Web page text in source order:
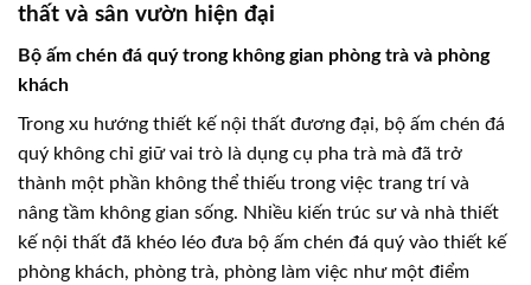
thất và sân vườn hiện đại
Bộ ấm chén đá quý trong không gian phòng trà và phòng
khách
Trong xu hướng thiết kế nội thất đương đại, bộ ấm chén đá
quý không chỉ giữ vai trò là dụng cụ pha trà mà đã trở
thành một phần không thể thiếu trong việc trang trí và
nâng tầm không gian sống. Nhiều kiến trúc sư và nhà thiết
kế nội thất đã khéo léo đưa bộ ấm chén đá quý vào thiết kế
phòng khách, phòng trà, phòng làm việc như một điểm